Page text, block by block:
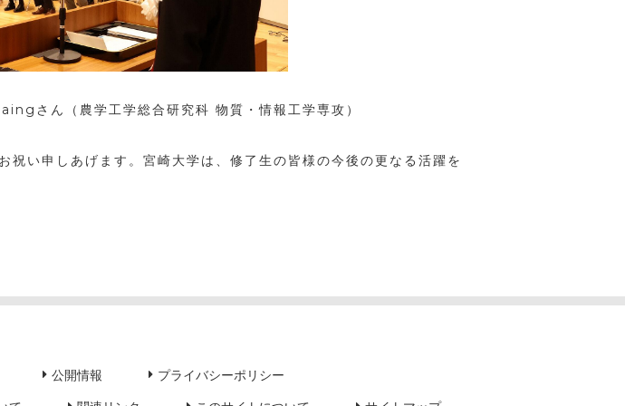
さん（農学工学総合研究科 物質・情報工学専攻）
い申しあげます。宮崎大学は、修了生の皆様の今後の更なる活躍を
公開情報
プライバシーポリシー